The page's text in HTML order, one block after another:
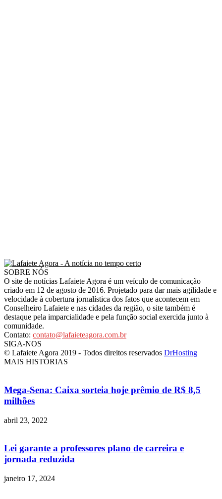
SOBRE NÓS
O site de notícias Lafaiete Agora é um veículo de comunicação
criado em 12 de agosto de 2016. Projetado para dar mais agilidade e
velocidade à cobertura jornalística dos fatos que acontecem em
Conselheiro Lafaiete e nas cidades da região, o site também é
destaque pela imparcialidade e pela função social exercida junto à
comunidade.
Contato: contato@lafaieteagora.com.br
SIGA-NOS
© Lafaiete Agora 2019 - Todos direitos reservados DrHosting
MAIS HISTÓRIAS
Mega-Sena: Caixa sorteia hoje prêmio de R$ 8,5
milhões
abril 23, 2022
Lei garante a professores plano de carreira e
jornada reduzida
janeiro 17, 2024